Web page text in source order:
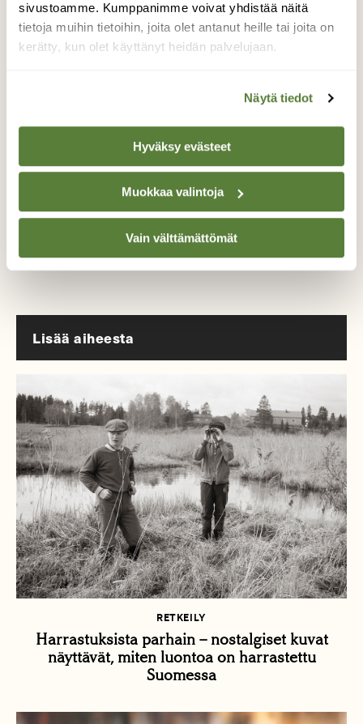
sivustoamme. Kumppanimme voivat yhdistää näitä
tietoja muihin tietoihin, joita olet antanut heille tai joita on
kerätty, kun olet käyttänyt heidän palvelujaan.
Näytä tiedot
Hyväksy evästeet
Muokkaa valintoja
Vain välttämättömät
Tilaa Suomen Luonto
luonto- ja ympäristöjournalismia.
Tilaa Suomen Luonto ja tule mukaan
luonnonystävien joukkoon!
Alk. 3 numeroa 23,40 €.
Tilaa nyt!
Lisää aiheesta
RETKEILY
Harrastuksista parhain – nostalgiset kuvat
näyttävät, miten luontoa on harrastettu
Suomessa